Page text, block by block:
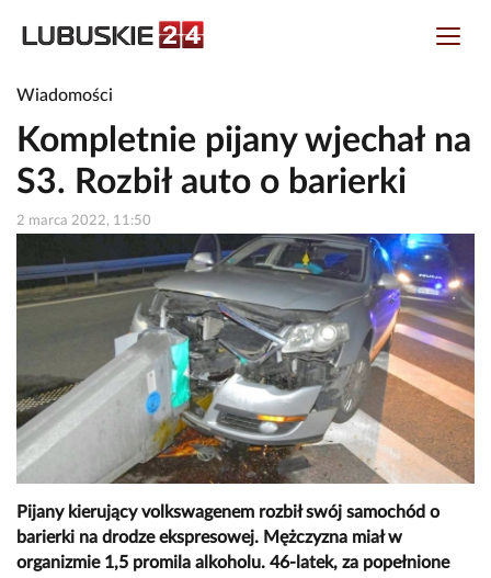
Wiadomości
Kompletnie pijany wjechał na
S3. Rozbił auto o barierki
2 marca 2022, 11:50
Pijany kierujący volkswagenem rozbił swój samochód o
barierki na drodze ekspresowej. Mężczyzna miał w
organizmie 1,5 promila alkoholu. 46-latek, za popełnione